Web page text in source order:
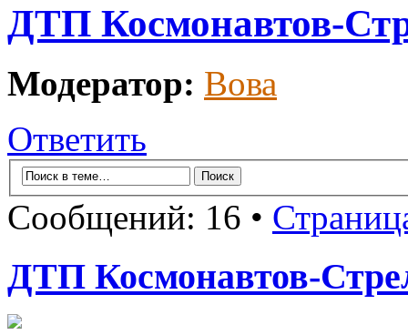
ДТП Космонавтов-
Модератор: Вова
Ответить
Сообщений: 16 •
ДТП Космонавтов-